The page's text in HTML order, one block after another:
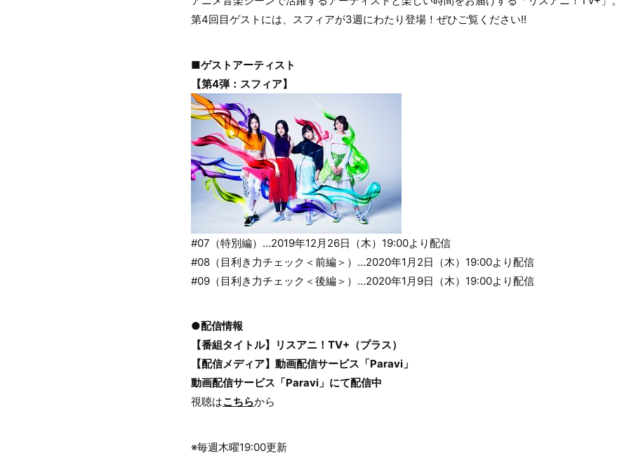
第4回目ゲストには、スフィアが3週にわたり登場！ぜひご覧ください!!
■ゲストアーティスト
【第4弾：スフィア】
#07（特別編）…2019年12月26日（木）19:00より配信
#08（目利き力チェック＜前編＞）…2020年1月2日（木）19:00より配信
#09（目利き力チェック＜後編＞）…2020年1月9日（木）19:00より配信
●配信情報
【番組タイトル】リスアニ！TV+（プラス）
【配信メディア】動画配信サービス「Paravi」
動画配信サービス「Paravi」にて配信中
視聴はこちらから
※毎週木曜19:00更新